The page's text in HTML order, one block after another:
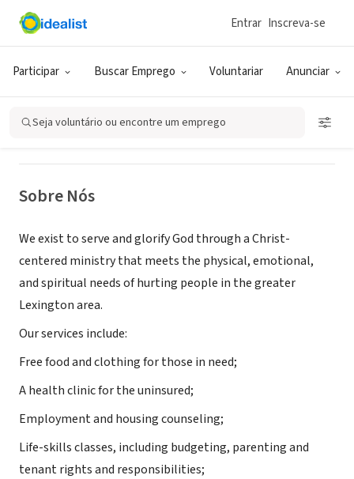
Participar Buscar Emprego Voluntariar Anunciar
Entrar Inscreva-se
Seja voluntário ou encontre um emprego
ONG (SETOR SOCIAL)
Lexington Rescue Mission
Sobre Nós
We exist to serve and glorify God through a Christ-
centered ministry that meets the physical, emotional,
and spiritual needs of hurting people in the greater
Lexington area.
Our services include:
Free food and clothing for those in need;
A health clinic for the uninsured;
Employment and housing counseling;
Life-skills classes, including budgeting, parenting and
tenant rights and responsibilities;